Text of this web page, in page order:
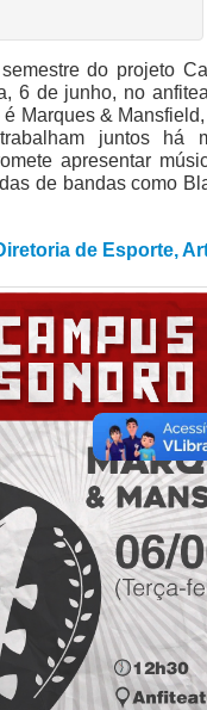
do projeto
6 de junho, no
é Marques &
juntos há
apresentar
de bandas como
de Esporte,